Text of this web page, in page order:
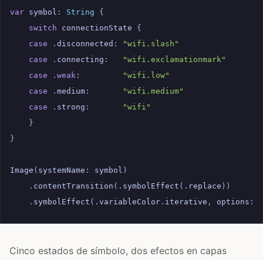
var symbol : String
{
switch
connectionState
{
case
. disconnected :
"wifi.slash"
case
. connecting :
"wifi.exclamationmark"
case
. weak :
"wifi.low"
case
. medium :
"wifi.medium"
case
. strong :
"wifi"
}
}
Image ( systemName : symbol )
. contentTransition (. symbolEffect (. replace ))
. symbolEffect (. variableColor . iterative , options :
Cinco estados de símbolo, dos efectos en capas